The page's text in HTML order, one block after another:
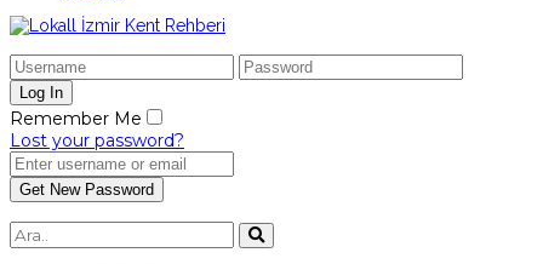
Remember Me
Lost your password?